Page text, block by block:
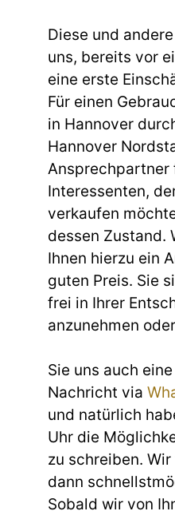
Diese und
uns, bereits vor
eine erste
Für einen
in Hannover
Hannover
Ansprechpartner
Interessenten,
verkaufen
dessen Zustand.
Ihnen hierzu ein
guten Preis. Sie
frei in Ihrer
anzunehmen
Sie uns auch
Nachricht via
und natürlich
Uhr die
zu schreiben.
dann
Sobald wir von